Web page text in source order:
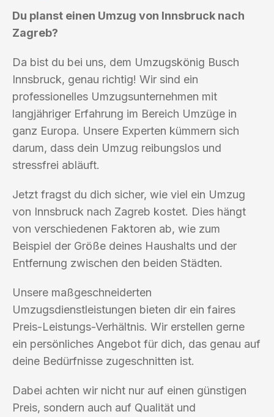
Du planst einen Umzug von Innsbruck nach
Zagreb?
Da bist du bei uns, dem Umzugskönig Busch
Innsbruck, genau richtig! Wir sind ein
professionelles Umzugsunternehmen mit
langjähriger Erfahrung im Bereich Umzüge in
ganz Europa. Unsere Experten kümmern sich
darum, dass dein Umzug reibungslos und
stressfrei abläuft.
Jetzt fragst du dich sicher, wie viel ein Umzug
von Innsbruck nach Zagreb kostet. Dies hängt
von verschiedenen Faktoren ab, wie zum
Beispiel der Größe deines Haushalts und der
Entfernung zwischen den beiden Städten.
Unsere maßgeschneiderten
Umzugsdienstleistungen bieten dir ein faires
Preis-Leistungs-Verhältnis. Wir erstellen gerne
ein persönliches Angebot für dich, das genau auf
deine Bedürfnisse zugeschnitten ist.
Dabei achten wir nicht nur auf einen günstigen
Preis, sondern auch auf Qualität und